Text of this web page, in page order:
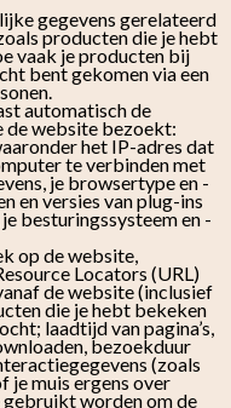
gegevens gerelateerd
producten die je hebt
vaak je producten bij
bent gekomen via een
automatisch de
de website bezoekt:
het IP-adres dat
te verbinden met
je browsertype en -
en versies van plug-ins
besturingssysteem en -
op de website,
Locators (URL)
de website (inclusief
die je hebt bekeken
laadtijd van pagina’s,
bezoekduur
(zoals
je muis ergens over
worden om de